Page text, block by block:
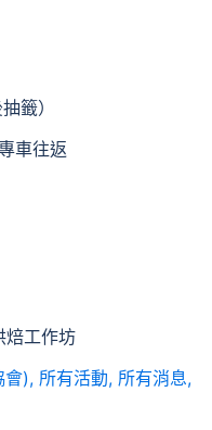
籤）
車往返
焙工作坊
會), 所有活動, 所有消息,